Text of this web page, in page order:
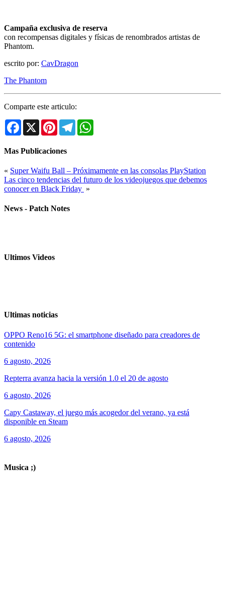
Campaña exclusiva de reserva
con recompensas digitales y físicas de renombrados artistas de
Phantom.
escrito por: CavDragon
The Phantom
Comparte este articulo:
Facebook
X PinterestTelegram
Mas Publicaciones
« Super Waifu Ball – Próximamente en las consolas PlayStation
Las cinco tendencias del futuro de los videojuegos que debemos
conocer en Black Friday »
News - Patch Notes
Ultimos Videos
Ultimas noticias
OPPO Reno16 5G: el smartphone diseñado para creadores de
contenido
6 agosto, 2026
Repterra avanza hacia la versión 1.0 el 20 de agosto
6 agosto, 2026
Capy Castaway, el juego más acogedor del verano, ya está
disponible en Steam
6 agosto, 2026
Musica ;)